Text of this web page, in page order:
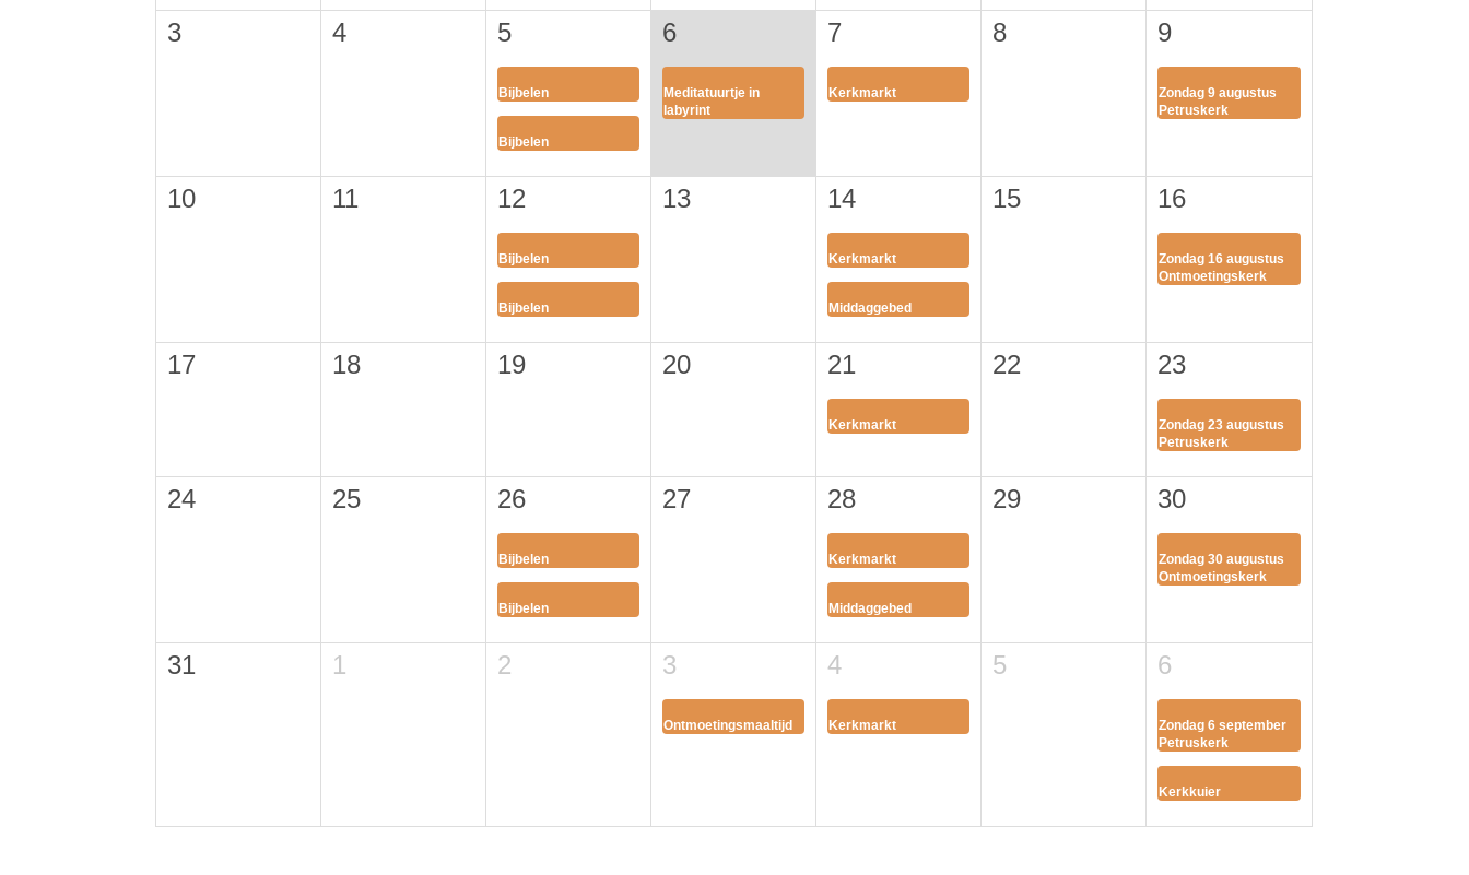
3 4 5 6 7 8 9
Bijbelen
Meditatuurtje in
labyrint
Kerkmarkt
Zondag 9 augustus
Petruskerk
Bijbelen
10 11 12 13 14 15 16
Bijbelen Kerkmarkt
Zondag 16 augustus
Ontmoetingskerk
Bijbelen Middaggebed
17 18 19 20 21 22 23
Kerkmarkt
Zondag 23 augustus
Petruskerk
24 25 26 27 28 29 30
Bijbelen Kerkmarkt
Zondag 30 augustus
Ontmoetingskerk
Bijbelen Middaggebed
31 1 2 3 4 5 6
Ontmoetingsmaaltijd Kerkmarkt
Zondag 6 september
Petruskerk
Kerkkuier